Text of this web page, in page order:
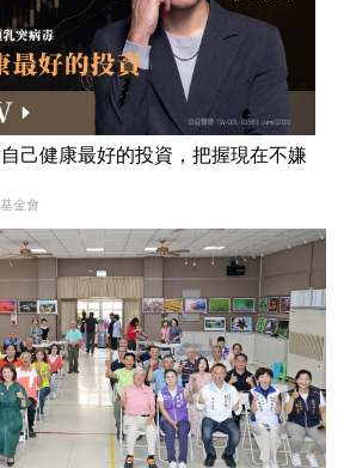
己健康最好的投資，把握現在不嫌
金會